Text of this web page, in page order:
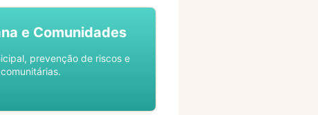
e Comunidades
prevenção de riscos e